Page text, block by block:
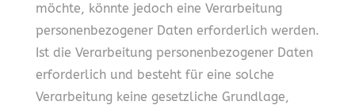
möchte, könnte jedoch eine Verarbeitung
personenbezogener Daten erforderlich werden.
Ist die Verarbeitung personenbezogener Daten
erforderlich und besteht für eine solche
Verarbeitung keine gesetzliche Grundlage,